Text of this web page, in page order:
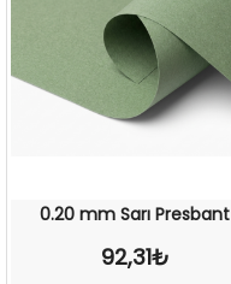
0.20 mm Sarı Presbant
92,31₺